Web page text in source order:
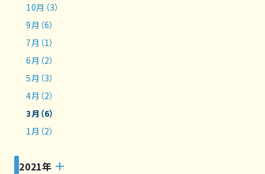
10月（3）
9月（6）
7月（1）
6月（2）
5月（3）
4月（2）
3月（6）
1月（2）
2021年